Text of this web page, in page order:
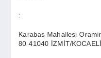
:
Karabas Mahallesi
80 41040 İZMİT/KOCAELİ